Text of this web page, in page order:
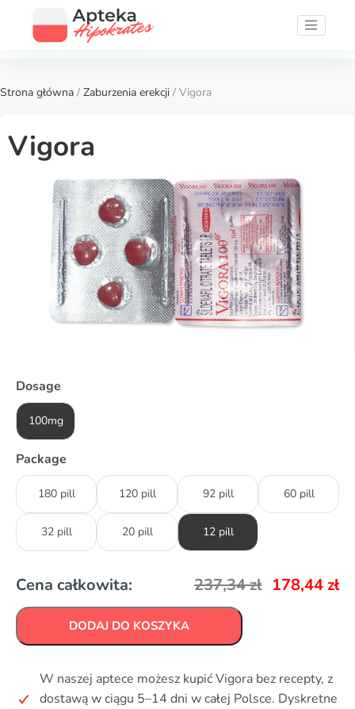
Strona główna / Zaburzenia erekcji / Vigora
Vigora
Dosage
100mg
Package
180 pill 120 pill 92 pill 60 pill
32 pill 20 pill 12 pill
Cena całkowita: 237,34zł 178,44 zł
DODAJ DO KOSZYKA
W naszej aptece możesz kupić Vigora bez recepty, z
dostawą w ciągu 5–14 dni w całej Polsce. Dyskretne